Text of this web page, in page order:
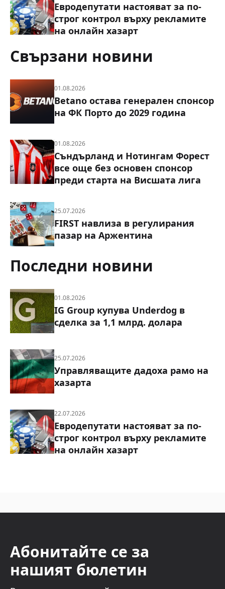
Евродепутати настояват за по-
строг контрол върху рекламите
на онлайн хазарт
Свързани новини
01.08.2026
Betano остава генерален спонсор
на ФК Порто до 2029 година
01.08.2026
Съндърланд и Нотингам Форест
все още без основен спонсор
преди старта на Висшата лига
25.07.2026
FIRST навлиза в регулирания
пазар на Аржентина
Последни новини
01.08.2026
IG Group купува Underdog в
сделка за 1,1 млрд. долара
25.07.2026
Управляващите дадоха рамо на
хазарта
22.07.2026
Евродепутати настояват за по-
строг контрол върху рекламите
на онлайн хазарт
Абонитайте се за
нашият бюлетин